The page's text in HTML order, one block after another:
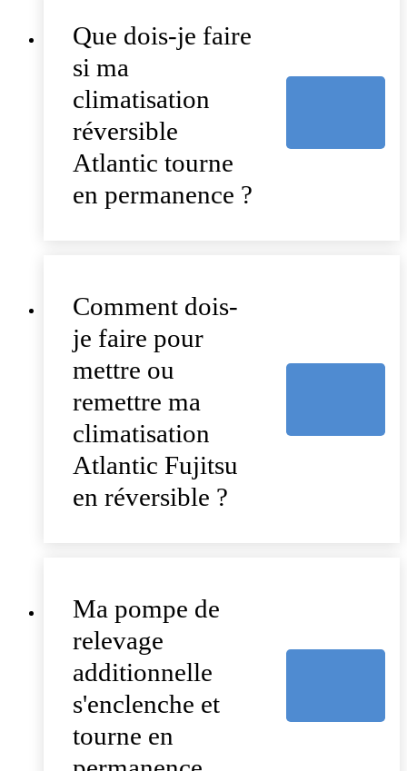
Que dois-je faire
si ma
climatisation
réversible
Atlantic tourne
en permanence ?
Comment dois-
je faire pour
mettre ou
remettre ma
climatisation
Atlantic Fujitsu
en réversible ?
Ma pompe de
relevage
additionnelle
s'enclenche et
tourne en